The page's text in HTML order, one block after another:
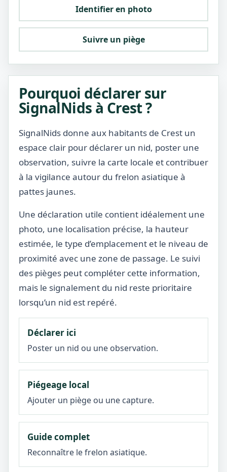
Identifier en photo
Suivre un piège
Pourquoi déclarer sur
SignalNids à Crest ?
SignalNids donne aux habitants de Crest un
espace clair pour déclarer un nid, poster une
observation, suivre la carte locale et contribuer
à la vigilance autour du frelon asiatique à
pattes jaunes.
Une déclaration utile contient idéalement une
photo, une localisation précise, la hauteur
estimée, le type d’emplacement et le niveau de
proximité avec une zone de passage. Le suivi
des pièges peut compléter cette information,
mais le signalement du nid reste prioritaire
lorsqu’un nid est repéré.
Déclarer ici
Poster un nid ou une observation.
Piégeage local
Ajouter un piège ou une capture.
Guide complet
Reconnaître le frelon asiatique.